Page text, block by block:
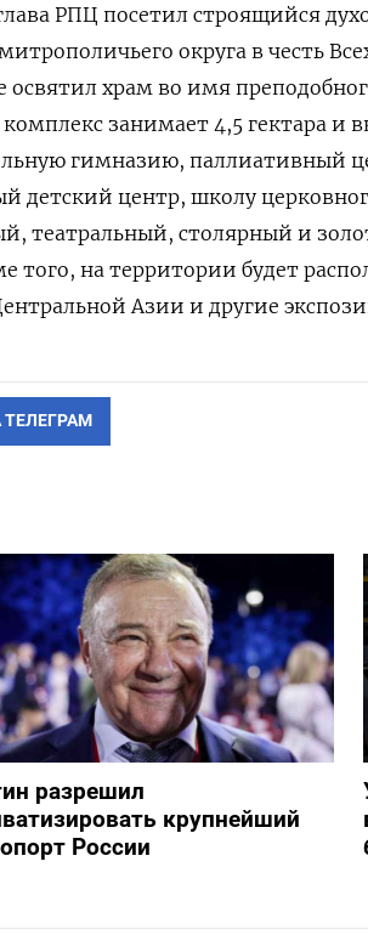
РПЦ посетил строящийся
округа в честь
освятил храм во имя
занимает 4,5 гектара и
гимназию, паллиативный
детский центр, школу
театральный, столярный и
того, на территории будет
Азии и другие
разрешил
крупнейший
России